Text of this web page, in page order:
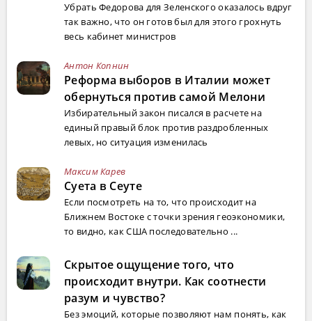
Убрать Федорова для Зеленского оказалось вдруг
так важно, что он готов был для этого грохнуть
весь кабинет министров
Антон Копнин
Реформа выборов в Италии может
обернуться против самой Мелони
Избирательный закон писался в расчете на
единый правый блок против раздробленных
левых, но ситуация изменилась
Максим Карев
Суета в Сеуте
Если посмотреть на то, что происходит на
Ближнем Востоке с точки зрения геоэкономики,
то видно, как США последовательно ...
Скрытое ощущение того, что
происходит внутри. Как соотнести
разум и чувство?
Без эмоций, которые позволяют нам понять, как